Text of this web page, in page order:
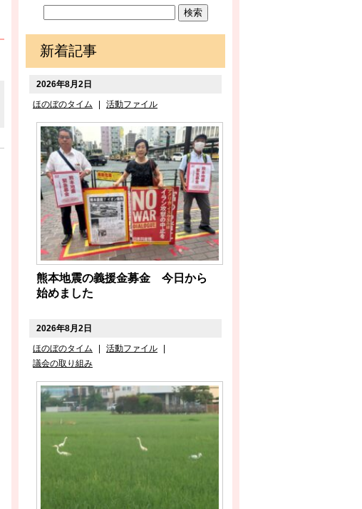
新着記事
2026年8月2日
ほのぼのタイム
活動ファイル
熊本地震の義援金募金 今日から
始めました
2026年8月2日
ほのぼのタイム
| 活動ファイル
|
議会の取り組み